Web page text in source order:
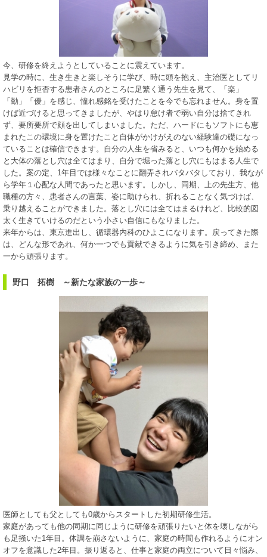
今、研修を終えようとしていることに震えています。
見学の時に、生き生きと楽しそうに学び、時に頭を抱え、主治医としてリ
ハビリを拒否する患者さんのところに足繁く通う先生を見て、「楽」
「勤」「優」を感じ、憧れ感銘を受けたことを今でも忘れません。身を置
けば近づけると思ってきましたが、やはり怠け者で弱い自分は捨てきれ
ず、要所要所で顔を出してしまいました。ただ、ハードにもソフトにも恵
まれたこの環境に身を置けたこと自体がかけがえのない経験達の礎になっ
ていることは確信できます。自分の人生を省みると、いつも何かを始める
と大体の落とし穴は全てはまり、自分で堀った落とし穴にもはまる人生で
した。案の定、1年目では様々なことに翻弄されバタバタしており、我なが
ら学年１心配な人間であったと思います。しかし、同期、上の先生方、他
職種の方々、患者さんの言葉、姿に助けられ、折れることなく気づけば、
乗り越えることができました。落とし穴には全てはまるけれど、比較的図
太く生きていけるのだという小さい自信にもなりました。
来年からは、東京進出し、循環器内科のひよこになります。戻ってきた際
は、どんな形であれ、何か一つでも貢献できるように気を引き締め、また
一から頑張ります。
野口 拓樹 ～新たな家族の一歩～
医師としても父としても0歳からスタートした初期研修生活。
家庭があっても他の同期に同じように研修を頑張りたいと体を壊しながら
も足掻いた1年目。体調を崩さないように、家庭の時間も作れるようにオン
オフを意識した2年目。振り返ると、仕事と家庭の両立について日々悩み、